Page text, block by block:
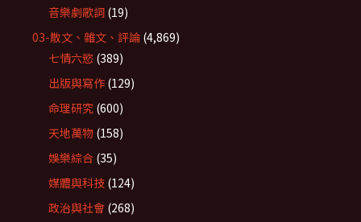
音樂劇歌詞 (19)
03-散文、雜文、評論 (4,869)
七情六慾 (389)
出版與寫作 (129)
命理研究 (600)
天地萬物 (158)
娛樂綜合 (35)
媒體與科技 (124)
政治與社會 (268)